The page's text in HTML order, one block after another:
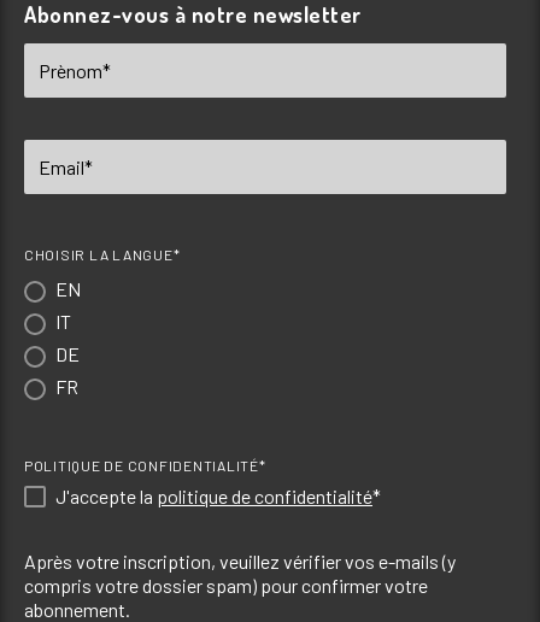
Abonnez-vous à notre newsletter
CHOISIR LA LANGUE*
EN
IT
DE
FR
POLITIQUE DE CONFIDENTIALITÉ*
J'accepte la politique de confidentialité*
Après votre inscription, veuillez vérifier vos e-mails (y
compris votre dossier spam) pour confirmer votre
abonnement.